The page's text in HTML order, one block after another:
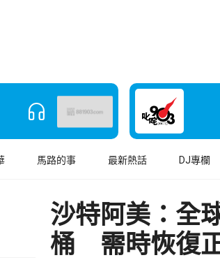
馬路的事 最新熱話 DJ專欄
沙特阿美：全
桶 需時恢復